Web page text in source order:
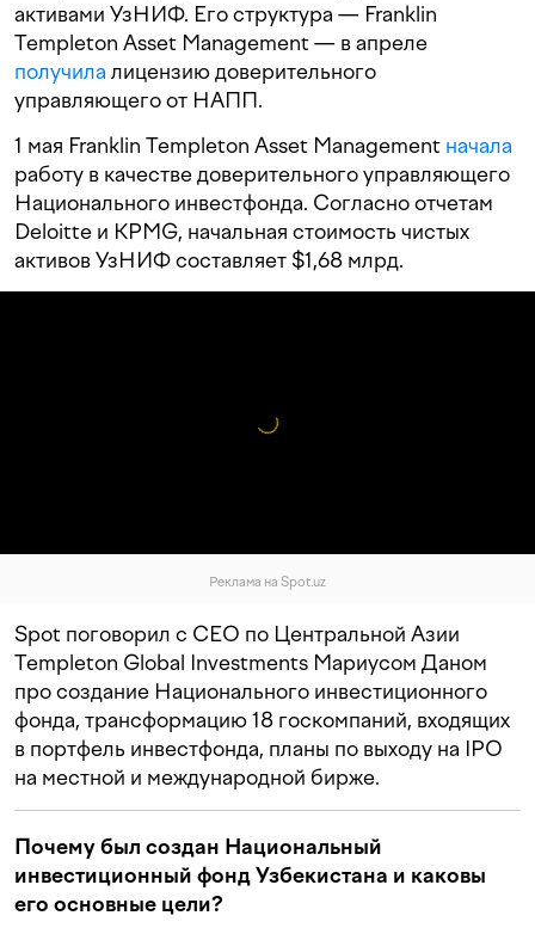
активами УзНИФ. Его структура — Franklin
Templeton Asset Management — в апреле
получила лицензию доверительного
управляющего от НАПП.
1 мая Franklin Templeton Asset Management начала
работу в качестве доверительного управляющего
Национального инвестфонда. Согласно отчетам
Deloitte и KPMG, начальная стоимость чистых
активов УзНИФ составляет $1,68 млрд.
Реклама на Spot.uz
Spot поговорил с CEO по Центральной Азии
Templeton Global Investments Мариусом Даном
про создание Национального инвестиционного
фонда, трансформацию 18 госкомпаний, входящих
в портфель инвестфонда, планы по выходу на IPO
на местной и международной бирже.
Почему был создан Национальный
инвестиционный фонд Узбекистана и каковы
его основные цели?